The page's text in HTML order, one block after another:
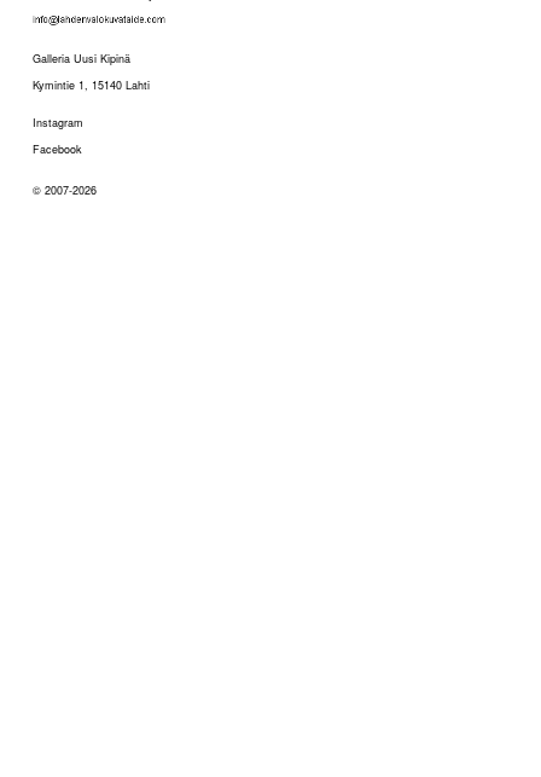
Galleria Uusi Kipinä
Kymintie 1, 15140 Lahti
Instagram
Facebook
© 2007-2026